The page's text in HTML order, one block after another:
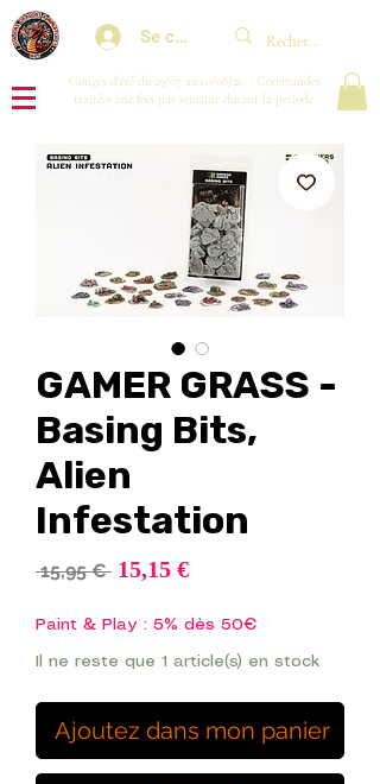
Se connecter
Congés d'été du 29/07 au 10/08/26 : Commandes
traitées une fois par semaine durant la période.
GAMER GRASS -
Basing Bits,
Alien
Infestation
15,95 € Prix
15,15 €Prix
Paint & Play : 5% dès 50€
Il ne reste que 1 article(s) en stock
Ajoutez dans mon panier